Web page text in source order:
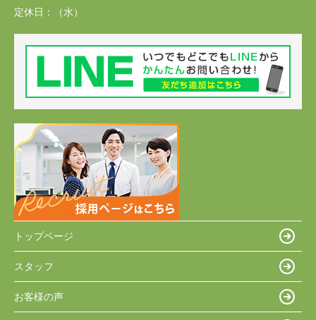
定休日：
（水）
トップページ
スタッフ
お客様の声